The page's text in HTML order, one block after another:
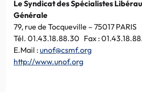
Le Syndicat des Spécialistes
Générale
79, rue de Tocqueville – 75017 PARIS
Tél. 01.43.18.88.30 Fax :
E.Mail :unof@csmf.org
http://www.unof.org